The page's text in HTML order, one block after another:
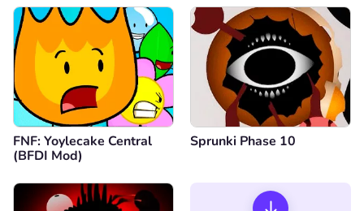
FNF: Yoylecake Central
(BFDI Mod)
Sprunki Phase 10